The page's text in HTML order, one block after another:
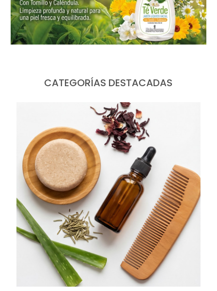
CATEGORÍAS DESTACADAS